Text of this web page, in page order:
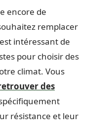
encore de
remplacer
intéressant de
pour choisir des
climat. Vous
des
résistance et leur